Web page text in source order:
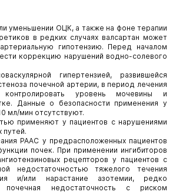
уменьшении ОЦК, а также на фоне терапии
в редких случаях валсартан может
гипотензию. Перед началом
коррекцию нарушений водно-солевого
гипертензией, развившейся
почечной артерии, в период лечения
контролировать уровень мочевины и
Данные о безопасности применения у
мл/мин отсутствуют.
применяют у пациентов с нарушениями
путей.
РААС у предрасположенных пациентов
почек. При применении ингибиторов
рецепторов у пациентов с
недостаточностью тяжелого течения
и/или нарастание азотемии, редко
почечная недостаточность с риском